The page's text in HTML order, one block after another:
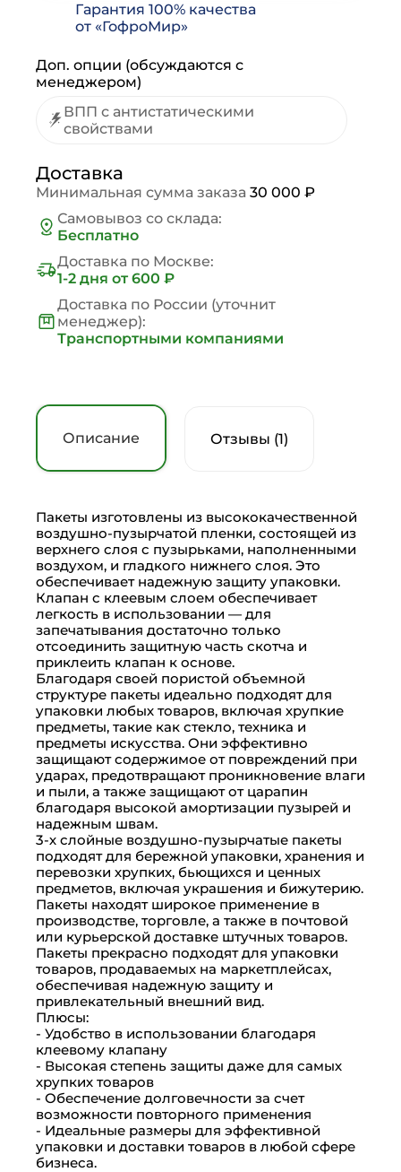
Гарантия 100% качества
от «ГофроМир»
Доп. опции (обсуждаются с
менеджером)
ВПП с антистатическими
свойствами
Доставка
Минимальная сумма заказа 30 000 ₽
Самовывоз со склада:
Бесплатно
Доставка по Москве:
1-2 дня от 600 ₽
Доставка по России (уточнит
менеджер):
Транспортными компаниями
Описание Отзывы (1)
Пакеты изготовлены из высококачественной
воздушно-пузырчатой пленки, состоящей из
верхнего слоя с пузырьками, наполненными
воздухом, и гладкого нижнего слоя. Это
обеспечивает надежную защиту упаковки.
Клапан с клеевым слоем обеспечивает
легкость в использовании — для
запечатывания достаточно только
отсоединить защитную часть скотча и
приклеить клапан к основе.
Благодаря своей пористой объемной
структуре пакеты идеально подходят для
упаковки любых товаров, включая хрупкие
предметы, такие как стекло, техника и
предметы искусства. Они эффективно
защищают содержимое от повреждений при
ударах, предотвращают проникновение влаги
и пыли, а также защищают от царапин
благодаря высокой амортизации пузырей и
надежным швам.
3-х слойные воздушно-пузырчатые пакеты
подходят для бережной упаковки, хранения и
перевозки хрупких, бьющихся и ценных
предметов, включая украшения и бижутерию.
Пакеты находят широкое применение в
производстве, торговле, а также в почтовой
или курьерской доставке штучных товаров.
Пакеты прекрасно подходят для упаковки
товаров, продаваемых на маркетплейсах,
обеспечивая надежную защиту и
привлекательный внешний вид.
Плюсы:
- Удобство в использовании благодаря
клеевому клапану
- Высокая степень защиты даже для самых
хрупких товаров
- Обеспечение долговечности за счет
возможности повторного применения
- Идеальные размеры для эффективной
упаковки и доставки товаров в любой сфере
бизнеса.